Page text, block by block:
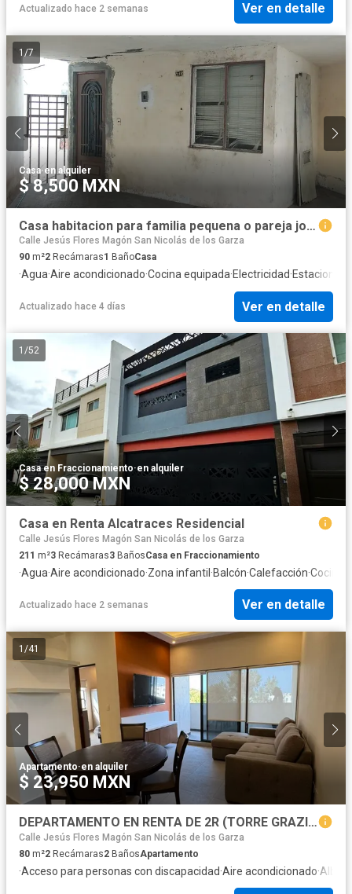
Actualizado hace 2 semanas Ver en detalle
1 /7
Casa·en alquiler
$ 8,500 MXN
Casa habitacion para familia pequena o pareja joven
Calle Jesús Flores Magón San Nicolás de los Garza
90 m²2 Recámaras1 BañoCasa
·Agua·Aire acondicionado·Cocina equipada·Electricidad·
Actualizado hace 4 días Ver en detalle
1 /52
Casa en Fraccionamiento·en alquiler
$ 28,000 MXN
Casa en Renta Alcatraces Residencial
Calle Jesús Flores Magón San Nicolás de los Garza
211 m²3 Recámaras3 BañosCasa en Fraccionamiento
·Agua·Aire acondicionado·Zona infantil ·Balcón·Calefacción·Cocina
Actualizado hace 2 semanas Ver en detalle
1 /41
Apartamento·en alquiler
$ 23,950 MXN
DEPARTAMENTO EN RENTA DE 2R (TORRE GRAZIA) EN SAN NICOLÁS, NUEVO LEÓN
Calle Jesús Flores Magón San Nicolás de los Garza
80 m²2 Recámaras2 BañosApartamento
·Acceso para personas con discapacidad·Aire acondicionado·